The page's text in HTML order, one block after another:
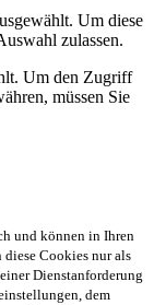
Um diese
zulassen.
Um den Zugriff
müssen Sie
und können in Ihren
Cookies nur als
Dienstanforderung
dem